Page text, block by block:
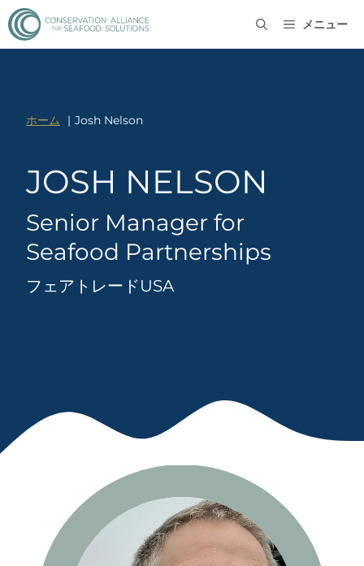
メニュー
ホーム Josh Nelson
JOSH NELSON
Senior Manager for
Seafood Partnerships
フェアトレードUSA